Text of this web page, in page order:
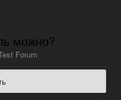
можно?
Forum